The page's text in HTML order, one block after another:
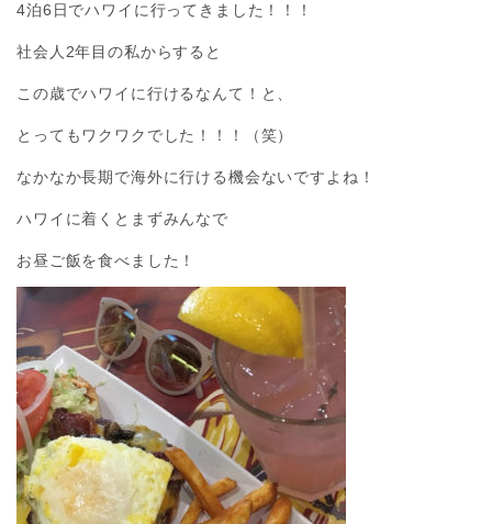
4泊6日でハワイに行ってきました！！！
社会人2年目の私からすると
この歳でハワイに行けるなんて！と、
とってもワクワクでした！！！（笑）
なかなか長期で海外に行ける機会ないですよね！
ハワイに着くとまずみんなで
お昼ご飯を食べました！